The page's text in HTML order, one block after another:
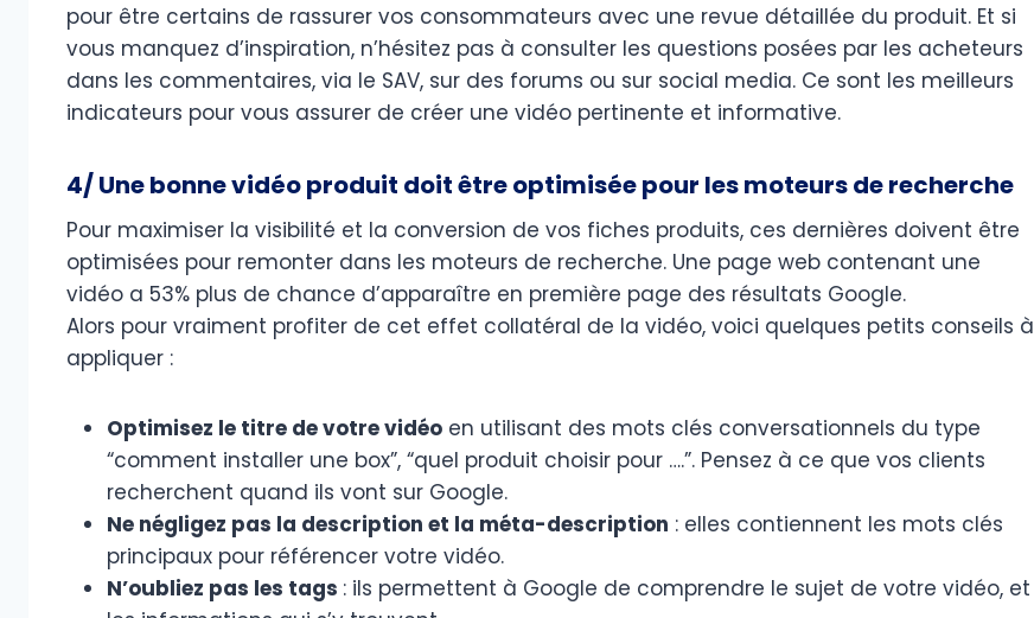
pour être certains de rassurer vos consommateurs avec une revue détaillée du produit. Et si
vous manquez d’inspiration, n’hésitez pas à consulter les questions posées par les acheteurs
dans les commentaires, via le SAV, sur des forums ou sur social media. Ce sont les meilleurs
indicateurs pour vous assurer de créer une vidéo pertinente et informative.
4/ Une bonne vidéo produit doit être optimisée pour les moteurs de recherche
Pour maximiser la visibilité et la conversion de vos fiches produits, ces dernières doivent être
optimisées pour remonter dans les moteurs de recherche. Une page web contenant une
vidéo a 53% plus de chance d’apparaître en première page des résultats Google.
Alors pour vraiment profiter de cet effet collatéral de la vidéo, voici quelques petits conseils à
appliquer :
Optimisez le titre de votre vidéo en utilisant des mots clés conversationnels du type
“comment installer une box”, “quel produit choisir pour ….”. Pensez à ce que vos clients
recherchent quand ils vont sur Google.
Ne négligez pas la description et la méta-description : elles contiennent les mots clés
principaux pour référencer votre vidéo.
N’oubliez pas les tags : ils permettent à Google de comprendre le sujet de votre vidéo, et